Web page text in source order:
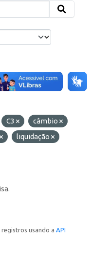
C3
câmbio
liquidação
registros usando a API